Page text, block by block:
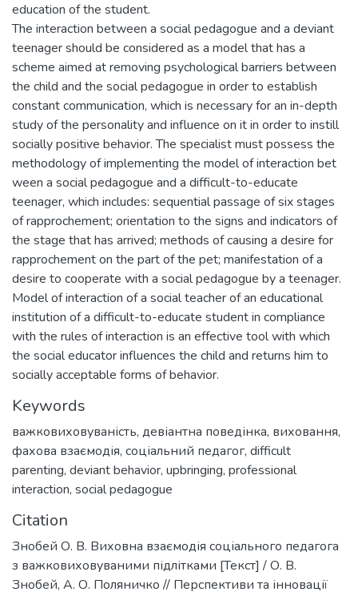
education of the student.
The interaction between a social pedagogue and a deviant
teenager should be considered as a model that has a
scheme aimed at removing psychological barriers between
the child and the social pedagogue in order to establish
constant communication, which is necessary for an in-depth
study of the personality and influence on it in order to instill
socially positive behavior. The specialist must possess the
methodology of implementing the model of interaction bet
ween a social pedagogue and a difficult-to-educate
teenager, which includes: sequential passage of six stages
of rapprochement; orientation to the signs and indicators of
the stage that has arrived; methods of causing a desire for
rapprochement on the part of the pet; manifestation of a
desire to cooperate with a social pedagogue by a teenager.
Model of interaction of a social teacher of an educational
institution of a difficult-to-educate student in compliance
with the rules of interaction is an effective tool with which
the social educator influences the child and returns him to
socially acceptable forms of behavior.
Keywords
важковиховуваність, девіантна поведінка, виховання,
фахова взаємодія, соціальний педагог, difficult
parenting, deviant behavior, upbringing, professional
interaction, social pedagogue
Citation
Знобей О. В. Виховна взаємодія соціального педагога
з важковиховуваними підлітками [Текст] / О. В.
Знобей, А. О. Поляничко // Перспективи та інновації